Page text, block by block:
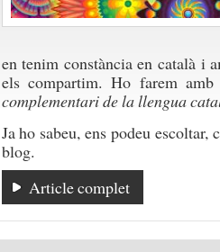
en tenim constància en català i
els compartim. Ho farem
complementari de la llengua
Ja ho sabeu, ens podeu escoltar,
blog.
Article complet